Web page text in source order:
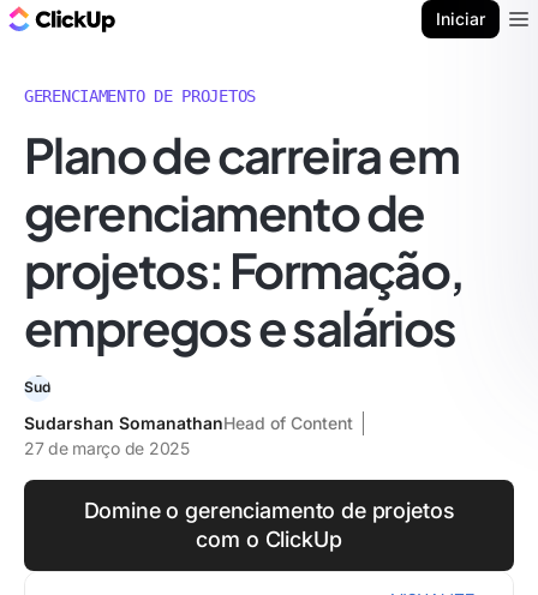
Iniciar
GERENCIAMENTO DE PROJETOS
Plano de carreira em
gerenciamento de
projetos: Formação,
empregos e salários
Sudarshan SomanathanHead of Content
27 de março de 2025
Domine o gerenciamento de projetos
com o ClickUp